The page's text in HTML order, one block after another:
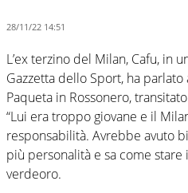
28/11/22 14:51
L’ex terzino del Milan, Cafu, in
Gazzetta dello Sport, ha
Paqueta in Rossonero,
“Lui era troppo giovane e il
responsabilità. Avrebbe avuto
più personalità e sa come stare
verdeoro.